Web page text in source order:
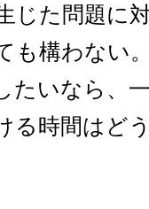
じた問題に
も構わない
たいなら、
る時間はど